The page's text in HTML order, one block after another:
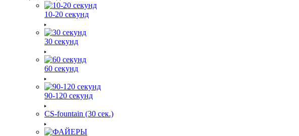
10-20 секунд
30 секунд
60 секунд
90-120 секунд
CS-fountain (30 сек.)